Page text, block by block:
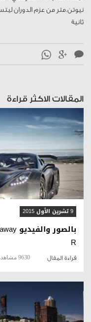
ثانية
المقالات الاكثر قراءة
9 تشرين الأول 2015
R
قراءة المقال 9630 مشاهدة